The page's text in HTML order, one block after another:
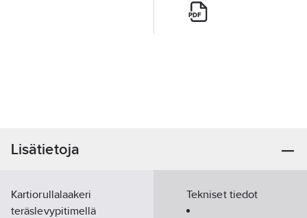
Lisätietoja
Kartiorullalaakeri
teräslevypitimellä
Tekniset tiedot